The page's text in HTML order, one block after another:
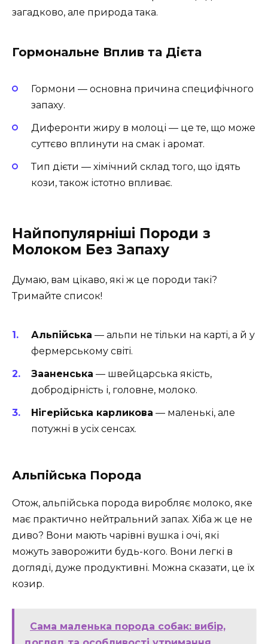
загадково, але природа така.
Гормональне Вплив та Дієта
Гормони — основна причина специфічного
запаху.
Диферонти жиру в молоці — це те, що може
суттєво вплинути на смак і аромат.
Тип дієти — хімічний склад того, що їдять
кози, також істотно впливає.
Найпопулярніші Породи з
Молоком Без Запаху
Думаю, вам цікаво, які ж це породи такі?
Тримайте список!
Альпійська — альпи не тільки на карті, а й у
фермерському світі.
Зааненська — швейцарська якість,
добродірність і, головне, молоко.
Нігерійська карликова — маленькі, але
потужні в усіх сенсах.
Альпійська Порода
Отож, альпійська порода виробляє молоко, яке
має практично нейтральний запах. Хіба ж це не
диво? Вони мають чарівні вушка і очі, які
можуть заворожити будь-кого. Вони легкі в
догляді, дуже продуктивні. Можна сказати, це їх
козир.
Сама маленька порода собак: вибір,